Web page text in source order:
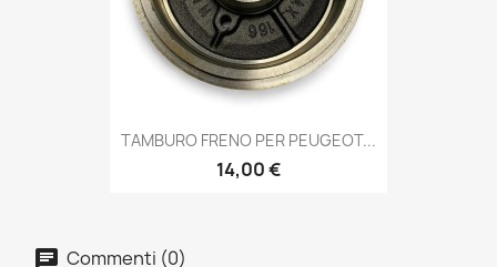
TAMBURO FRENO PER PEUGEOT...
14,00 €
Commenti (0)